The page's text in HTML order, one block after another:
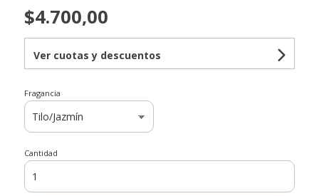
$4.700,00
Ver cuotas y descuentos
Fragancia
Cantidad